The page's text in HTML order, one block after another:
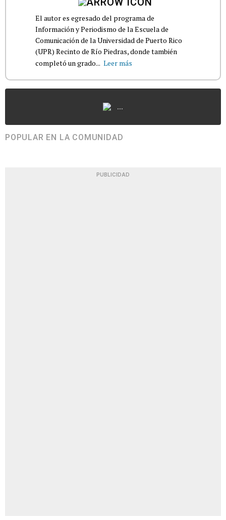
El autor es egresado del programa de
Información y Periodismo de la Escuela de
Comunicación de la Universidad de Puerto Rico
(UPR) Recinto de Río Piedras, donde también
completó un grado... Leer más
...
POPULAR EN LA COMUNIDAD
PUBLICIDAD